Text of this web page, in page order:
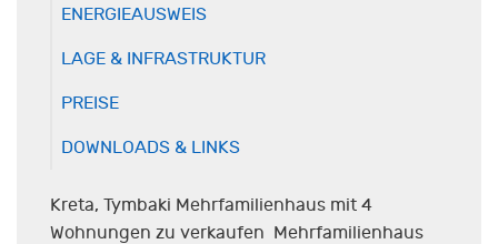
ENERGIEAUSWEIS
LAGE & INFRASTRUKTUR
PREISE
DOWNLOADS & LINKS
Kreta, Tymbaki Mehrfamilienhaus mit 4
Wohnungen zu verkaufen Mehrfamilienhaus